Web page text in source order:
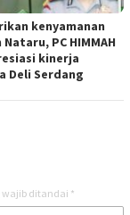
kenyamanan
PC HIMMAH
kinerja
Deli Serdang
wajib ditandai *